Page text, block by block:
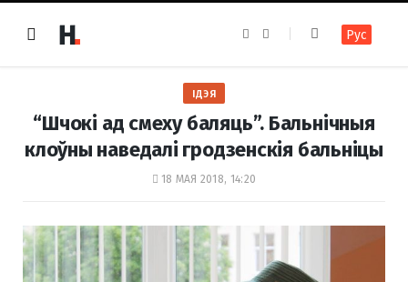
e
k
t
a
m
Рус
ІДЭЯ
“Шчокі ад смеху баляць”. Бальнічныя
клоўны наведалі гродзенскія бальніцы
18 МАЯ 2018, 14:20